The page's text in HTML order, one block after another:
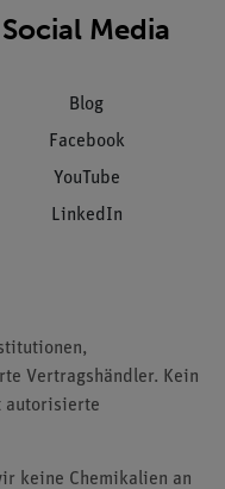
Social Media
Blog
Facebook
YouTube
LinkedIn
Vertragshändler. Kein
autorisierte
keine Chemikalien an